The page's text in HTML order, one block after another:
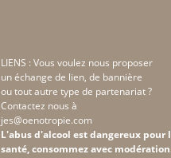
LIENS : Vous voulez nous proposer
un échange de lien, de bannière
ou tout autre type de partenariat ?
Contactez nous à
jes@oenotropie.com
L'abus d'alcool est dangereux pour
santé, consommez avec